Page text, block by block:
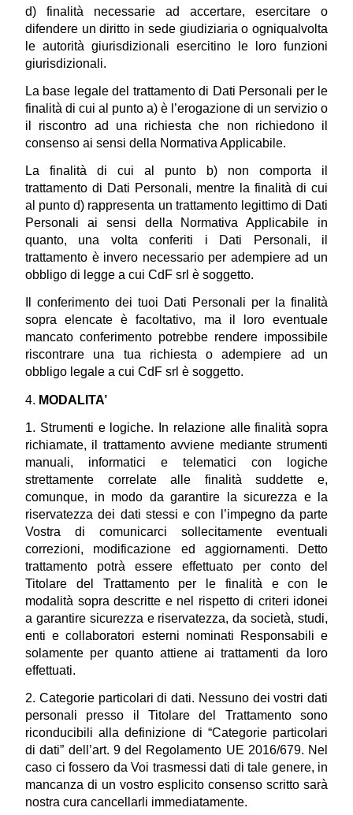
d) finalità necessarie ad accertare, esercitare o
difendere un diritto in sede giudiziaria o ogniqualvolta
le autorità giurisdizionali esercitino le loro funzioni
giurisdizionali.
La base legale del trattamento di Dati Personali per le
finalità di cui al punto a) è l’erogazione di un servizio o
il riscontro ad una richiesta che non richiedono il
consenso ai sensi della Normativa Applicabile.
La finalità di cui al punto b) non comporta il
trattamento di Dati Personali, mentre la finalità di cui
al punto d) rappresenta un trattamento legittimo di Dati
Personali ai sensi della Normativa Applicabile in
quanto, una volta conferiti i Dati Personali, il
trattamento è invero necessario per adempiere ad un
obbligo di legge a cui CdF srl è soggetto.
Il conferimento dei tuoi Dati Personali per la finalità
sopra elencate è facoltativo, ma il loro eventuale
mancato conferimento potrebbe rendere impossibile
riscontrare una tua richiesta o adempiere ad un
obbligo legale a cui CdF srl è soggetto.
4. MODALITA’
1. Strumenti e logiche. In relazione alle finalità sopra
richiamate, il trattamento avviene mediante strumenti
manuali, informatici e telematici con logiche
strettamente correlate alle finalità suddette e,
comunque, in modo da garantire la sicurezza e la
riservatezza dei dati stessi e con l’impegno da parte
Vostra di comunicarci sollecitamente eventuali
correzioni, modificazione ed aggiornamenti. Detto
trattamento potrà essere effettuato per conto del
Titolare del Trattamento per le finalità e con le
modalità sopra descritte e nel rispetto di criteri idonei
a garantire sicurezza e riservatezza, da società, studi,
enti e collaboratori esterni nominati Responsabili e
solamente per quanto attiene ai trattamenti da loro
effettuati.
2. Categorie particolari di dati. Nessuno dei vostri dati
personali presso il Titolare del Trattamento sono
riconducibili alla definizione di “Categorie particolari
di dati” dell’art. 9 del Regolamento UE 2016/679. Nel
caso ci fossero da Voi trasmessi dati di tale genere, in
mancanza di un vostro esplicito consenso scritto sarà
nostra cura cancellarli immediatamente.